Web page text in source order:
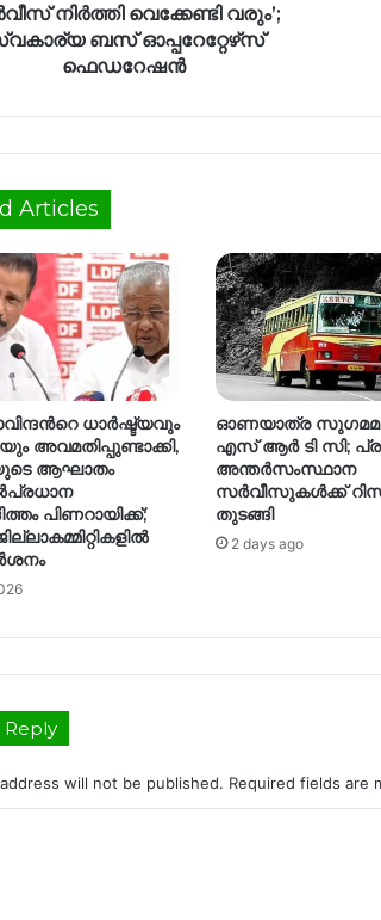
നിർത്തി വെക്കേണ്ടി വരും’;
ബസ് ഓപ്പറേറ്റേഴ്‌സ്
ഫെഡറേഷൻ
Articles
ധാർഷ്ട്യവും
അവമതിപ്പുണ്ടാക്കി,
ആഘാതം
പിണറായിക്ക്;
ഓണയാത്ര
എസ് ആര്‍ ടി സി;
അന്തര്‍സംസ്ഥാന
സര്‍വീസുകള്‍ക്ക്
തുടങ്ങി
2 days ago
Reply
will not be published. Required fields are